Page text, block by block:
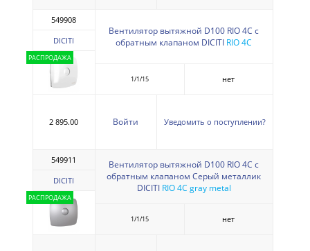
РАСПРОДАЖА
549908
DICITI
Вентилятор вытяжной D100 RIO 4С с
обратным клапаном DICITI RIO 4C
1/1/15 нет
2 895.00 Войти Уведомить о поступлении?
РАСПРОДАЖА
549911
DICITI
Вентилятор вытяжной D100 RIO 4С с
обратным клапаном Серый металлик
DICITI RIO 4C gray metal
1/1/15 нет